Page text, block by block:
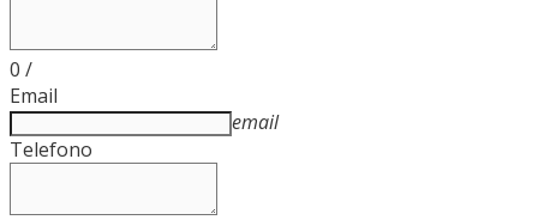
0 /
Email
email
Telefono